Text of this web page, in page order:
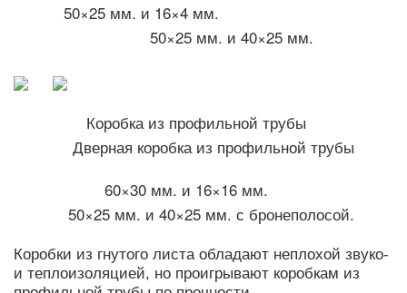
50×25 мм. и 16×4 мм.
50×25 мм. и 40×25 мм.
Коробка из профильной трубы
Дверная коробка из профильной трубы
60×30 мм. и 16×16 мм.
50×25 мм. и 40×25 мм. с бронеполосой.
Коробки из гнутого листа обладают неплохой звуко-
и теплоизоляцией, но проигрывают коробкам из